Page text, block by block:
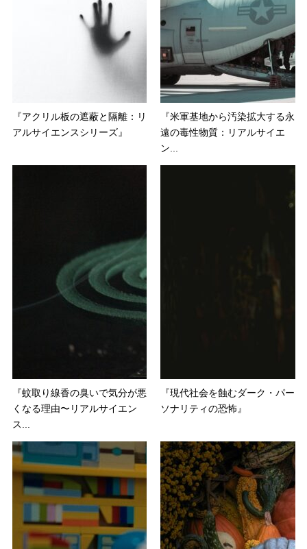
『アクリル板の遮蔽と隔離：リ
アルサイエンスシリーズ』
『米軍基地から汚染拡大する永
遠の毒性物質：リアルサイエ
ン...
『蚊取り線香の臭いで気分が悪
くなる理由〜リアルサイエン
ス...
『現代社会を蝕むダーク・パー
ソナリティの恐怖』